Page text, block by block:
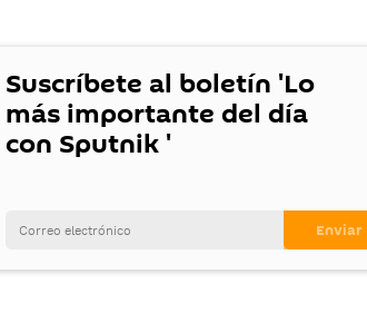
Suscríbete al boletín 'Lo
más importante del día
con Sputnik '